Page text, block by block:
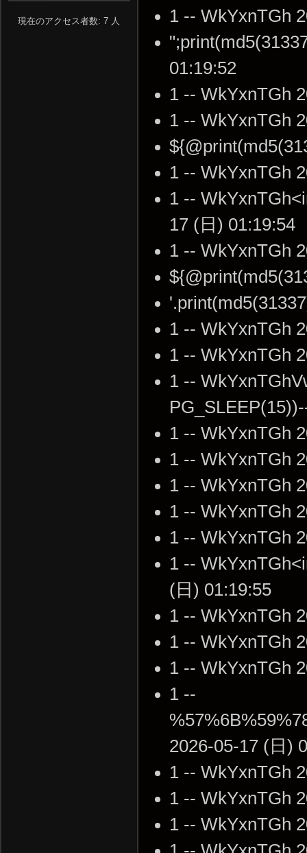
1 -- WkYxnTGh
01:19:52
1 -- WkYxnTGh
1 -- WkYxnTGh
1 -- WkYxnTGh
1 --
17 (日) 01:19:54
1 -- WkYxnTGh
1 -- WkYxnTGh
1 -- WkYxnTGh
1 --
1 -- WkYxnTGh
1 -- WkYxnTGh
1 -- WkYxnTGh
1 -- WkYxnTGh
1 -- WkYxnTGh
1 --
(日) 01:19:55
1 -- WkYxnTGh
1 -- WkYxnTGh
1 -- WkYxnTGh
1 --
2026-05-17 (日)
1 -- WkYxnTGh
1 -- WkYxnTGh
1 -- WkYxnTGh
現在のアクセス者数: 7 人